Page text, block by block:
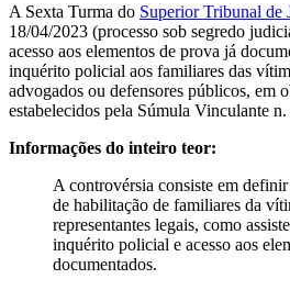
A Sexta Turma do Superior Tribunal de
18/04/2023 (processo sob segredo
acesso aos elementos de prova já
inquérito policial aos familiares das
advogados ou defensores públicos, em
estabelecidos pela Súmula Vinculante n.
Informações do inteiro teor:
A controvérsia consiste em
de habilitação de familiares da
representantes legais, como
inquérito policial e acesso aos
documentados.